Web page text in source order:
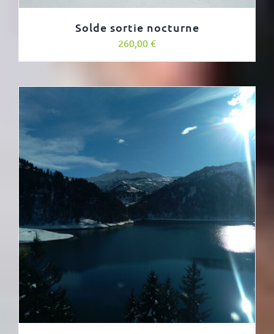
Solde sortie nocturne
260,00 €